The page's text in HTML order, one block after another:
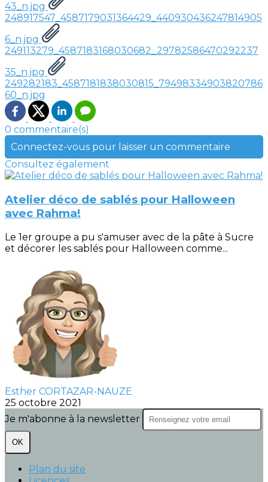
43_n.jpg
248917547_4587179031364429_440930436247814905
6_n.jpg
249113279_4587183168030682_29782586470292237
35_n.jpg
249282183_4587181838030815_79498334903820786
60_n.jpg
0 commentaire(s)
Connectez-vous pour laisser un commentaire
Consultez également
Atelier déco de sablés pour Halloween
avec Rahma!
Le 1er groupe a pu s'amuser avec de la pâte à Sucre
et décorer les sablés pour Halloween comme...
Esther CORTAZAR-NAUZE
25 octobre 2021
Je m'abonne à la newsletter
OK
Plan du site